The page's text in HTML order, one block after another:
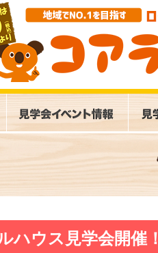
ハウス見学会開催！